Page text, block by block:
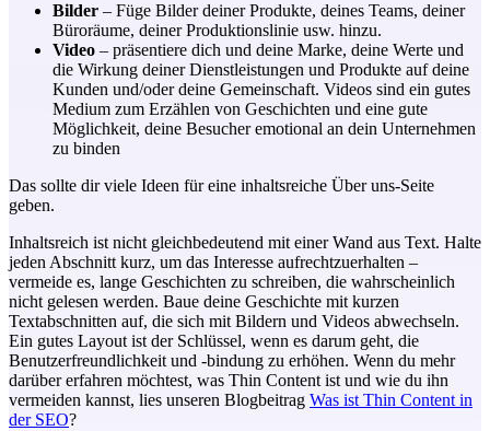
Bilder – Füge Bilder deiner Produkte, deines Teams, deiner
Büroräume, deiner Produktionslinie usw. hinzu.
Video – präsentiere dich und deine Marke, deine Werte und
die Wirkung deiner Dienstleistungen und Produkte auf deine
Kunden und/oder deine Gemeinschaft. Videos sind ein gutes
Medium zum Erzählen von Geschichten und eine gute
Möglichkeit, deine Besucher emotional an dein Unternehmen
zu binden
Das sollte dir viele Ideen für eine inhaltsreiche Über uns-Seite
geben.
Inhaltsreich ist nicht gleichbedeutend mit einer Wand aus Text. Halte
jeden Abschnitt kurz, um das Interesse aufrechtzuerhalten –
vermeide es, lange Geschichten zu schreiben, die wahrscheinlich
nicht gelesen werden. Baue deine Geschichte mit kurzen
Textabschnitten auf, die sich mit Bildern und Videos abwechseln.
Ein gutes Layout ist der Schlüssel, wenn es darum geht, die
Benutzerfreundlichkeit und -bindung zu erhöhen. Wenn du mehr
darüber erfahren möchtest, was Thin Content ist und wie du ihn
vermeiden kannst, lies unseren Blogbeitrag Was ist Thin Content in
der SEO?